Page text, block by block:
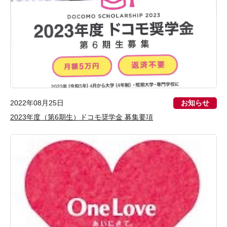
2022年08月25日
お知らせ
2023年度（第6期生）ドコモ奨学金 募集要項